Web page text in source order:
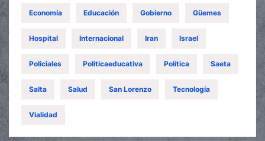
Economía Educación Gobierno Güemes
Hospital Internacional Iran Israel
Policiales Politicaeducativa Política Saeta
Salta Salud San Lorenzo Tecnología
Vialidad